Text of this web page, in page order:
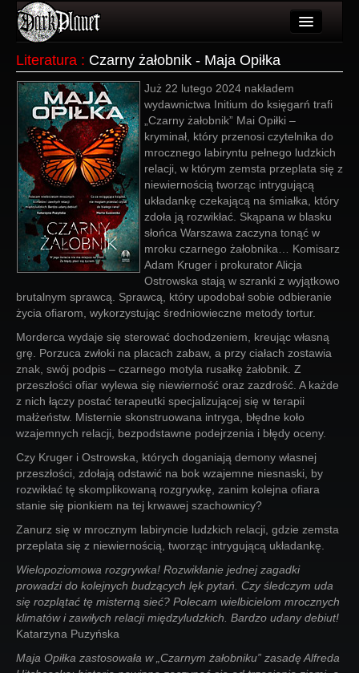
Użytkownicy
Wydarzenia
Galeria
Forum
Więcej
Login
Literatura : Czarny żałobnik - Maja Opiłka
Już 22 lutego 2024 nakładem
wydawnictwa Initium do księgarń trafi
„Czarny żałobnik” Mai Opiłki –
kryminał, który przenosi czytelnika do
mrocznego labiryntu pełnego ludzkich
relacji, w którym zemsta przeplata się z
niewiernością tworząc intrygującą
układankę czekającą na śmiałka, który
zdoła ją rozwikłać. Skąpana w blasku
słońca Warszawa zaczyna tonąć w
mroku czarnego żałobnika… Komisarz
Adam Kruger i prokurator Alicja
Ostrowska stają w szranki z wyjątkowo
brutalnym sprawcą. Sprawcą, który upodobał sobie odbieranie
życia ofiarom, wykorzystując średniowieczne metody tortur.
Morderca wydaje się sterować dochodzeniem, kreując własną
grę. Porzuca zwłoki na placach zabaw, a przy ciałach zostawia
znak, swój podpis – czarnego motyla rusałkę żałobnik. Z
przeszłości ofiar wylewa się niewierność oraz zazdrość. A każde
z nich łączy postać terapeutki specjalizującej się w terapii
małżeństw. Misternie skonstruowana intryga, błędne koło
wzajemnych relacji, bezpodstawne podejrzenia i błędy oceny.
Czy Kruger i Ostrowska, których doganiają demony własnej
przeszłości, zdołają odstawić na bok wzajemne niesnaski, by
rozwikłać tę skomplikowaną rozgrywkę, zanim kolejna ofiara
stanie się pionkiem na tej krwawej szachownicy?
Zanurz się w mrocznym labiryncie ludzkich relacji, gdzie zemsta
przeplata się z niewiernością, tworząc intrygującą układankę.
Wielopoziomowa rozgrywka! Rozwikłanie jednej zagadki
prowadzi do kolejnych budzących lęk pytań. Czy śledczym uda
się rozplątać tę misterną sieć? Polecam wielbicielom mrocznych
klimatów i zawiłych relacji międzyludzkich. Bardzo udany debiut!
Katarzyna Puzyńska
Maja Opiłka zastosowała w „Czarnym żałobniku” zasadę Alfreda